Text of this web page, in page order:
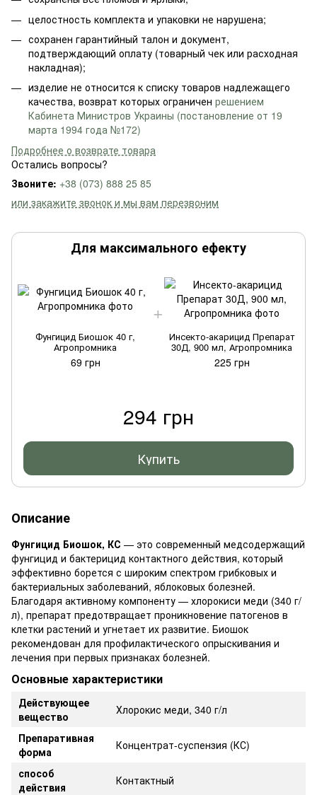
целостность комплекта и упаковки не нарушена;
сохранен гарантийный талон и документ,
подтверждающий оплату (товарный чек или расходная
накладная);
изделие не относится к списку товаров надлежащего
качества, возврат которых ограничен решением
Кабинета Министров Украины (постановление от 19
марта 1994 года №172)
Подробнее о возврате товара
Остались вопросы?
Звоните: +38 (073) 888 25 85
или закажите звонок и мы вам перезвоним
Для максимального ефекту
Фунгицид Биошок 40 г,
Агропромника
69 грн
Инсекто-акарицид Препарат
30Д, 900 мл, Агропромника
225 грн
294 грн
Купить
Описание
Фунгицид Биошок, КС — это современный медсодержащий
фунгицид и бактерицид контактного действия, который
эффективно борется с широким спектром грибковых и
бактериальных заболеваний, яблоковых болезней.
Благодаря активному компоненту — хлорокиси меди (340 г/
л), препарат предотвращает проникновение патогенов в
клетки растений и угнетает их развитие. Биошок
рекомендован для профилактического опрыскивания и
лечения при первых признаках болезней.
Основные характеристики
Действующее
вещество
Хлорокис меди, 340 г/л
Препаративная
форма
Концентрат-суспензия (КС)
способ
действия
Контактный